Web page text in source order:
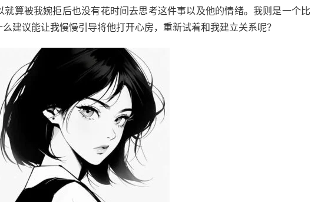
算被我婉拒后也没有花时间去思考这件事以及他的情绪。我则是一个比
建议能让我慢慢引导将他打开心房，重新试着和我建立关系呢？